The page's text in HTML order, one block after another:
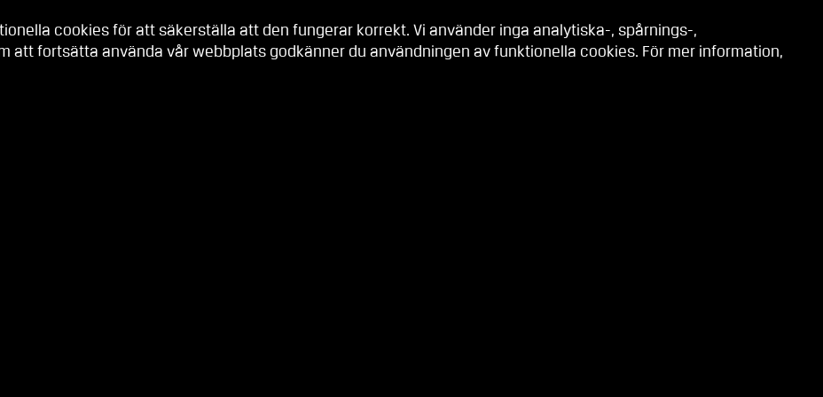
cookies för att säkerställa att den fungerar korrekt. Vi använder inga analytiska-, spårnings-,
att fortsätta använda vår webbplats godkänner du användningen av funktionella cookies. För mer information,